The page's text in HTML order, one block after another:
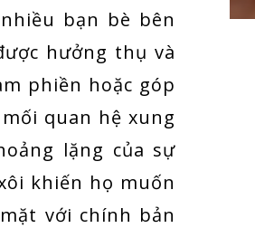
bạn bè bên
hưởng thụ và
phiền hoặc góp
quan hệ xung
lặng của sự
khiến họ muốn
với chính bản